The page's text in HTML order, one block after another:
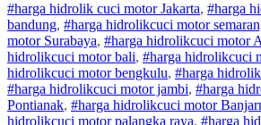
#harga hidrolik cuci motor Jakarta, #harga
bandung, #harga hidrolikcuci motor
motorSurabaya, #harga hidrolikcuci motor
hidrolikcuci motorbali, #harga hidrolikcuci
hidrolikcuci motorbengkulu, #harga hidrolik
#harga hidrolikcuci motorjambi, #harga
Pontianak, #harga hidrolikcuci motor
hidrolikcuci motorpalangka raya, #harga